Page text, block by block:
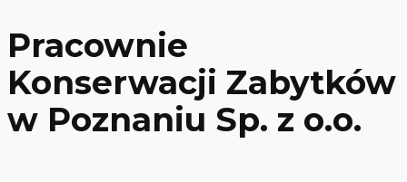
Pracownie
Konserwacji Zabytków
w Poznaniu Sp. z o.o.